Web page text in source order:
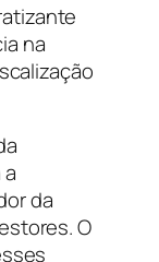
na
da
O